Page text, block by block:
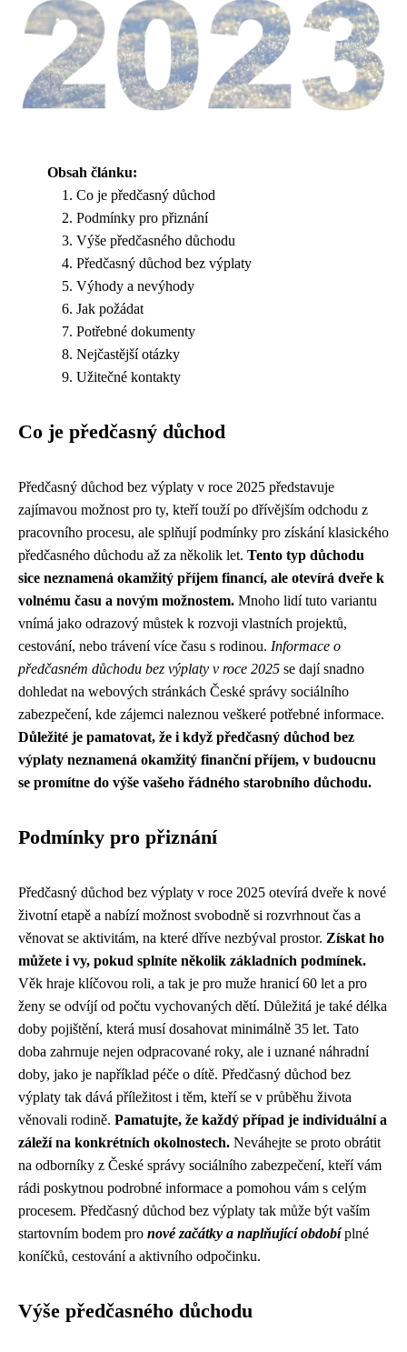
Obsah článku:
Co je předčasný důchod
Podmínky pro přiznání
Výše předčasného důchodu
Předčasný důchod bez výplaty
Výhody a nevýhody
Jak požádat
Potřebné dokumenty
Nejčastější otázky
Užitečné kontakty
Co je předčasný důchod
Předčasný důchod bez výplaty v roce 2025 představuje
zajímavou možnost pro ty, kteří touží po dřívějším odchodu z
pracovního procesu, ale splňují podmínky pro získání klasického
předčasného důchodu až za několik let. Tento typ důchodu
sice neznamená okamžitý příjem financí, ale otevírá dveře k
volnému času a novým možnostem. Mnoho lidí tuto variantu
vnímá jako odrazový můstek k rozvoji vlastních projektů,
cestování, nebo trávení více času s rodinou. Informace o
předčasném důchodu bez výplaty v roce 2025 se dají snadno
dohledat na webových stránkách České správy sociálního
zabezpečení, kde zájemci naleznou veškeré potřebné informace.
Důležité je pamatovat, že i když předčasný důchod bez
výplaty neznamená okamžitý finanční příjem, v budoucnu
se promítne do výše vašeho řádného starobního důchodu.
Podmínky pro přiznání
Předčasný důchod bez výplaty v roce 2025 otevírá dveře k nové
životní etapě a nabízí možnost svobodně si rozvrhnout čas a
věnovat se aktivitám, na které dříve nezbýval prostor. Získat ho
můžete i vy, pokud splníte několik základních podmínek.
Věk hraje klíčovou roli, a tak je pro muže hranicí 60 let a pro
ženy se odvíjí od počtu vychovaných dětí. Důležitá je také délka
doby pojištění, která musí dosahovat minimálně 35 let. Tato
doba zahrnuje nejen odpracované roky, ale i uznané náhradní
doby, jako je například péče o dítě. Předčasný důchod bez
výplaty tak dává příležitost i těm, kteří se v průběhu života
věnovali rodině. Pamatujte, že každý případ je individuální a
záleží na konkrétních okolnostech. Neváhejte se proto obrátit
na odborníky z České správy sociálního zabezpečení, kteří vám
rádi poskytnou podrobné informace a pomohou vám s celým
procesem. Předčasný důchod bez výplaty tak může být vaším
startovním bodem pro nové začátky a naplňující obdobíplné
koníčků, cestování a aktivního odpočinku.
Výše předčasného důchodu